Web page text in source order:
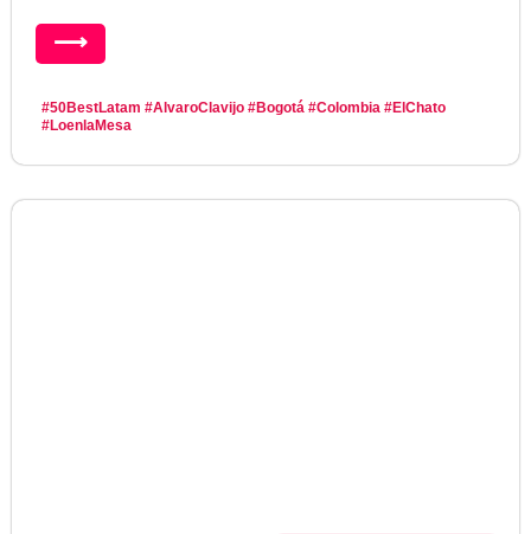
⟶
#50BestLatam #AlvaroClavijo #Bogotá #Colombia #ElChato
#LoenlaMesa